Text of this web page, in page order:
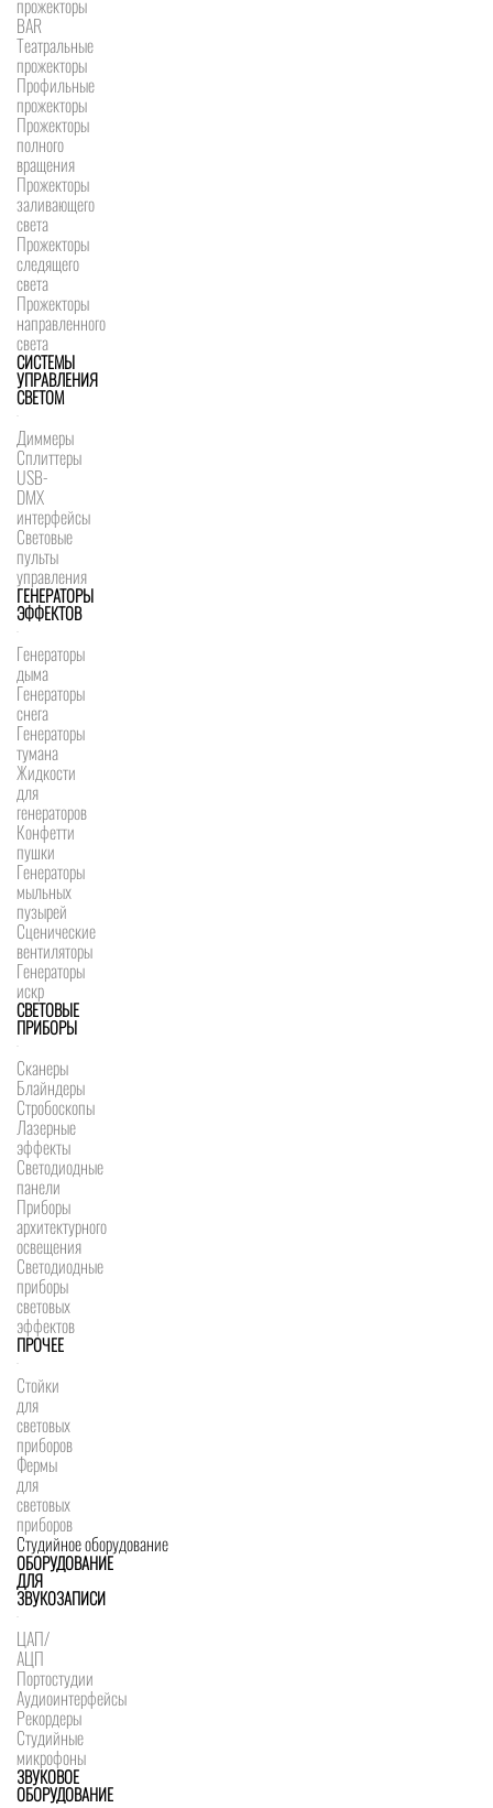
прожекторы
BAR
Театральные
прожекторы
Профильные
прожекторы
Прожекторы
полного
вращения
Прожекторы
заливающего
света
Прожекторы
следящего
света
Прожекторы
направленного
света
СИСТЕМЫ
УПРАВЛЕНИЯ
СВЕТОМ
Диммеры
Сплиттеры
USB-
DMX
интерфейсы
Световые
пульты
управления
ГЕНЕРАТОРЫ
ЭФФЕКТОВ
Генераторы
дыма
Генераторы
снега
Генераторы
тумана
Жидкости
для
генераторов
Конфетти
пушки
Генераторы
мыльных
пузырей
Сценические
вентиляторы
Генераторы
искр
СВЕТОВЫЕ
ПРИБОРЫ
Сканеры
Блайндеры
Стробоскопы
Лазерные
эффекты
Светодиодные
панели
Приборы
архитектурного
освещения
Светодиодные
приборы
световых
эффектов
ПРОЧЕЕ
Стойки
для
световых
приборов
Фермы
для
световых
приборов
Студийное оборудование
ОБОРУДОВАНИЕ
ДЛЯ
ЗВУКОЗАПИСИ
ЦАП/
АЦП
Портостудии
Аудиоинтерфейсы
Рекордеры
Студийные
микрофоны
ЗВУКОВОЕ
ОБОРУДОВАНИЕ